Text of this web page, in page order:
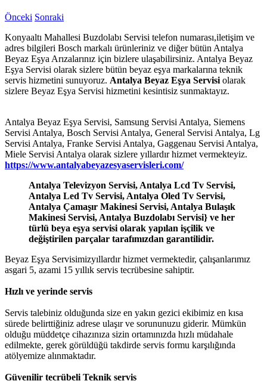
Önceki Sonraki
Konyaaltı Mahallesi Buzdolabı Servisi telefon numarası,iletişim ve
adres bilgileri Bosch markalı ürünleriniz ve diğer bütün Antalya
Beyaz Eşya Arızalarınız için bizlere ulaşabilirsiniz. Antalya Beyaz
Eşya Servisi olarak sizlere bütün beyaz eşya markalarına teknik
servis hizmetini sunuyoruz. Antalya Beyaz Eşya Servisi olarak
sizlere Beyaz Eşya Servisi hizmetini kesintisiz sunmaktayız.
Antalya Beyaz Eşya Servisi, Samsung Servisi Antalya, Siemens
Servisi Antalya, Bosch Servisi Antalya, General Servisi Antalya, Lg
Servisi Antalya, Franke Servisi Antalya, Gaggenau Servisi Antalya,
Miele Servisi Antalya olarak sizlere yıllardır hizmet vermekteyiz.
https://www.antalyabeyazesyaservisleri.com/
Antalya Televizyon Servisi, Antalya Lcd Tv Servisi,
Antalya Led Tv Servisi, Antalya Oled Tv Servisi,
Antalya Çamaşır Makinesi Servisi, Antalya Bulaşık
Makinesi Servisi, Antalya Buzdolabı Servisi} ve her
türlü beya eşya servisi olarak yapılan işçilik ve
değiştirilen parçalar tarafımızdan garantilidir.
Beyaz Eşya Servisimizyıllardır hizmet vermektedir, çalışanlarımız
asgari 5, azami 15 yıllık servis tecrübesine sahiptir.
Hızlı ve yerinde servis
Servis talebiniz olduğunda size en yakın gezici ekibimiz en kısa
sürede belirttiğiniz adrese ulaşır ve sorununuzu giderir. Mümkün
olduğu müddetçe cihazınıza sizin ortamınızda hızlı müdahale
edilmekte, gerek görüldüğü takdirde servis formu karşılığında
atölyemize alınmaktadır.
Güvenilir tecrübeli Teknik servis